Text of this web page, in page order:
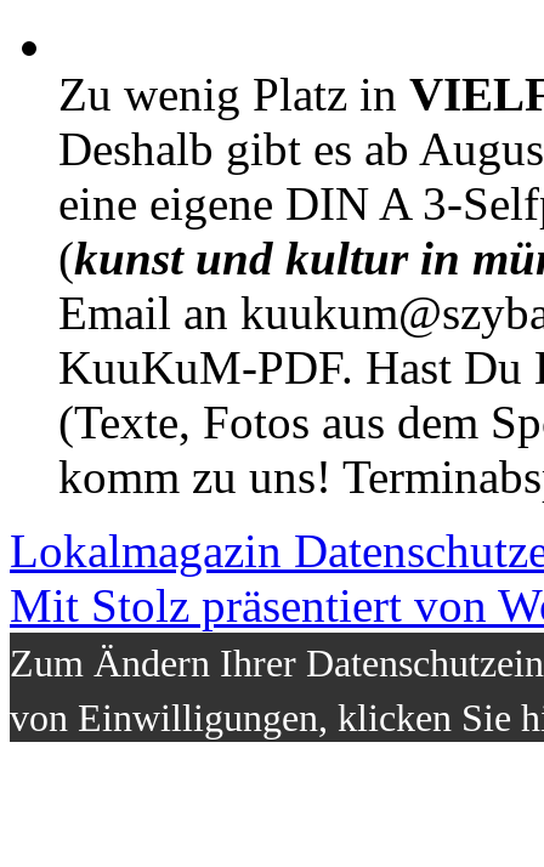
Zu wenig Platz in
Deshalb gibt es ab
eine eigene DIN A 3-
(kunst und kultur in
Email an
KuuKuM-PDF. Hast Du
(Texte, Fotos aus dem
komm zu uns!
Lokalmagazin
Mit Stolz präsentiert von
Zum Ändern Ihrer
von Einwilligungen, klicken Sie